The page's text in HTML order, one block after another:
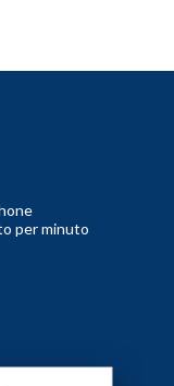
per minuto